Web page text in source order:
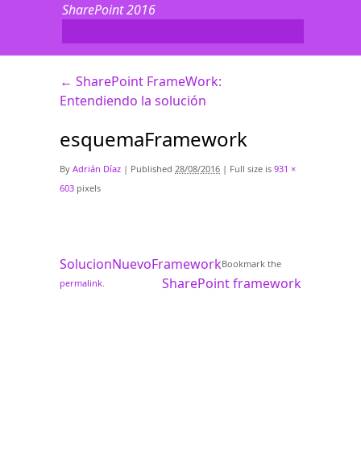
SharePoint 2016
← SharePoint FrameWork:
Entendiendo la solución
esquemaFramework
By Adrián Díaz | Published 28/08/2016 | Full size is 931 ×
603 pixels
SolucionNuevoFramework
SharePoint framework
Bookmark the
permalink